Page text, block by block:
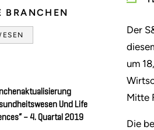
BRANCHEN
Und Life
– 4. Quartal 2019
Der
um
Mitte
Die